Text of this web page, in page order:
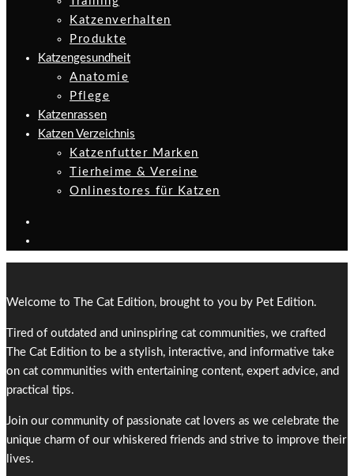
Katzenverhalten
Produkte
Katzengesundheit
Anatomie
Pflege
Katzenrassen
Katzen Verzeichnis
Katzenfutter Marken
Tierheime & Vereine
Onlinestores für Katzen
Welcome to The Cat Edition, brought to you by Pet Edition.
Tired of outdated and uninspiring cat communities, we crafted
The Cat Edition to be a stylish, interactive, and informative take
on cat communities with entertaining content, expert advice, and
practical tips.
Join our community of passionate cat lovers as we celebrate the
unique charm of our whiskered friends and strive to improve their
lives.